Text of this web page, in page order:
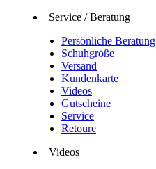
Service / Beratung
Persönliche Beratung
Schuhgröße
Versand
Kundenkarte
Videos
Gutscheine
Service
Retoure
Videos